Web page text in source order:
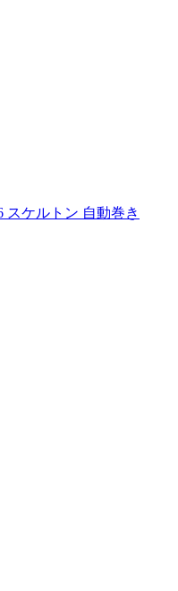
スケルトン 自動巻き